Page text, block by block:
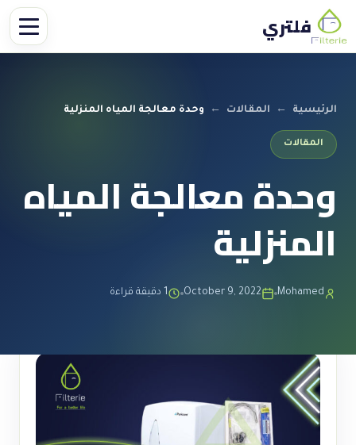
فلتري
الرئيسية ← المقالات ← وحدة معالجة المياه المنزلية
المقالات
وحدة معالجة المياه
المنزلية
Mohamed
October 9, 2022 1 دقيقة قراءة